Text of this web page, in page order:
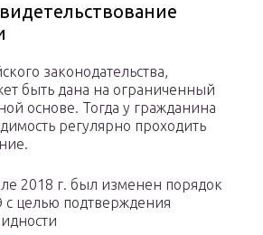
законодательства,
быть дана на ограниченный
основе. Тогда у гражданина
регулярно проходить
2018 г. был изменен порядок
целью подтверждения